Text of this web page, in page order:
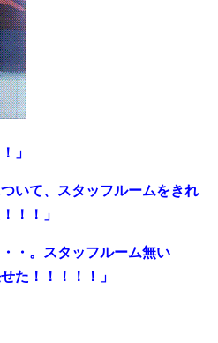
」
いて、スタッフルームをきれ
！！」
・。スタッフルーム無い
た！！！！！」